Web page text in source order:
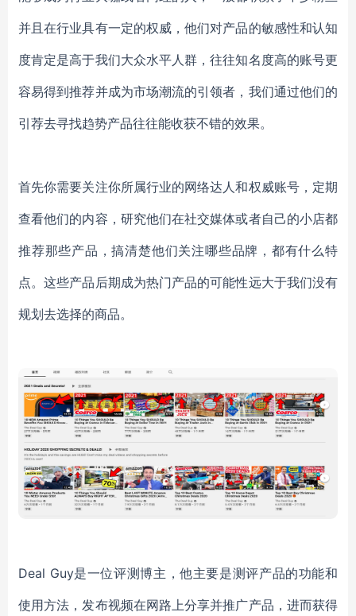
并且在行业具有一定的权威，他们对产品的敏感性和认知
度肯定是高于我们大众水平人群，往往知名度高的账号更
容易得到推荐并成为市场潮流的引领者，我们通过他们的
引荐去寻找趋势产品往往能收获不错的效果。
首先你需要关注你所属行业的网络达人和权威账号，定期
查看他们的内容，研究他们在社交媒体或者自己的小店都
推荐那些产品，搞清楚他们关注哪些品牌，都有什么特
点。这些产品后期成为热门产品的可能性远大于我们没有
规划去选择的商品。
Deal Guy是一位评测博主，他主要是测评产品的功能和
使用方法，发布视频在网路上分享并推广产品，进而获得